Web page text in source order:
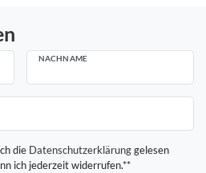
NACHNAME
die Daten­schutz­erklärunggelesen
ich jederzeit widerrufen.**